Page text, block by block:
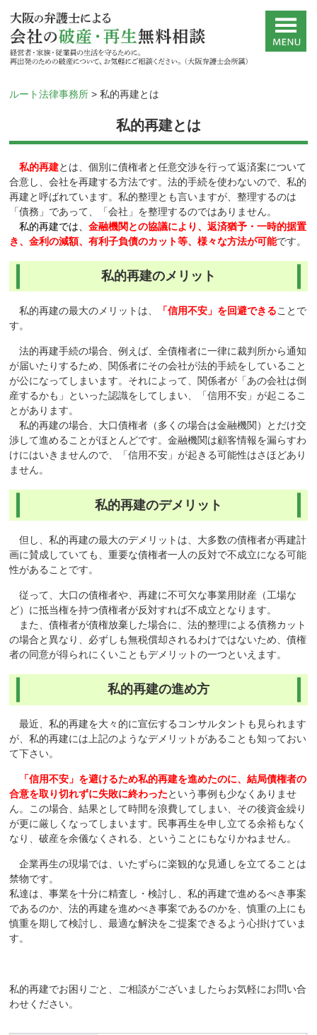
ルート法律事務所 >私的再建とは
私的再建とは
私的再建とは、個別に債権者と任意交渉を行って返済案について
合意し、会社を再建する方法です。法的手続を使わないので、私的
再建と呼ばれています。私的整理とも言いますが、整理するのは
「債務」であって、「会社」を整理するのではありません。
私的再建では、金融機関との協議により、返済猶予・一時的据置
き、金利の減額、有利子負債のカット等、様々な方法が可能です。
私的再建のメリット
私的再建の最大のメリットは、 「信用不安」を回避できることで
す。
法的再建手続の場合、例えば、全債権者に一律に裁判所から通知
が届いたりするため、関係者にその会社が法的手続をしていること
が公になってしまいます。それによって、関係者が「あの会社は倒
産するかも」といった認識をしてしまい、「信用不安」が起こるこ
とがあります。
私的再建の場合、大口債権者（多くの場合は金融機関）とだけ交
渉して進めることがほとんどです。金融機関は顧客情報を漏らすわ
けにはいきませんので、「信用不安」が起きる可能性はさほどあり
ません。
私的再建のデメリット
但し、私的再建の最大のデメリットは、大多数の債権者が再建計
画に賛成していても、重要な債権者一人の反対で不成立になる可能
性があることです。
従って、大口の債権者や、再建に不可欠な事業用財産（工場な
ど）に抵当権を持つ債権者が反対すれば不成立となります。
また、債権者が債権放棄した場合に、法的整理による債務カット
の場合と異なり、必ずしも無税償却されるわけではないため、債権
者の同意が得られにくいこともデメリットの一つといえます。
私的再建の進め方
最近、私的再建を大々的に宣伝するコンサルタントも見られます
が、私的再建には上記のようなデメリットがあることも知っておい
て下さい。
「信用不安」を避けるため私的再建を進めたのに、結局債権者の
合意を取り切れずに失敗に終わったという事例も少なくありませ
ん。 この場合、結果として時間を浪費してしまい、その後資金繰り
が更に厳しくなってしまいます。 民事再生を申し立てる余裕もなく
なり、破産を余儀なくされる、ということにもなりかねません。
企業再生の現場では、いたずらに楽観的な見通しを立てることは
禁物です。
私達は、事業を十分に精査し・検討し、私的再建で進めるべき事案
であるのか、法的再建を進めべき事案であるのかを、慎重の上にも
慎重を期して検討し、最適な解決をご提案できるよう心掛けていま
す。
私的再建でお困りごと、ご相談がございましたらお気軽にお問い合
わせください。